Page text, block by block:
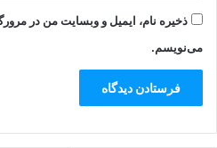
ذخیره نام، ایمیل و وبسایت من در
می‌نویسم.